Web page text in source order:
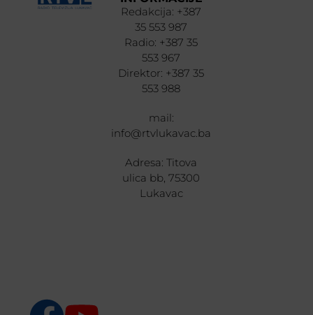
Redakcija: +387
35 553 987
Radio: +387 35
553 967
Direktor: +387 35
553 988
mail:
info@rtvlukavac.ba
Adresa: Titova
ulica bb, 75300
Lukavac